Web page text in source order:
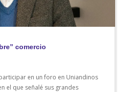
comercio
en un foro en Uniandinos
el que señalé sus grandes